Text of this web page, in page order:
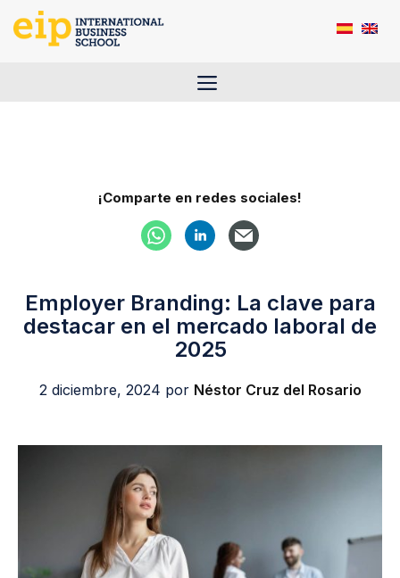
Saltar
Menú
¡Comparte en redes sociales!
Employer Branding: La clave para
destacar en el mercado laboral de
2025
2 diciembre, 2024 por Néstor Cruz del Rosario